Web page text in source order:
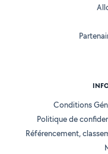
Conditions
Politique de
Référencement,